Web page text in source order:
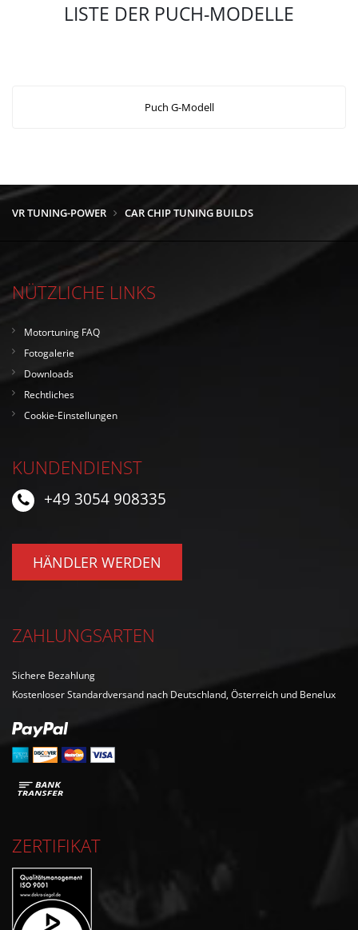
LISTE DER PUCH-MODELLE
Puch G-Modell
VR TUNING-POWER CAR CHIP TUNING BUILDS
NÜTZLICHE LINKS
Motortuning FAQ
Fotogalerie
Downloads
Rechtliches
Cookie-Einstellungen
KUNDENDIENST
+49 3054 908335
HÄNDLER WERDEN
ZAHLUNGSARTEN
Sichere Bezahlung
Kostenloser Standardversand nach Deutschland, Österreich und Benelux
ZERTIFIKAT